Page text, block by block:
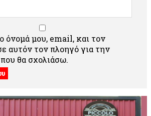
όνομά μου, email, και τον
αυτόν τον πλοηγό για την
θα σχολιάσω.